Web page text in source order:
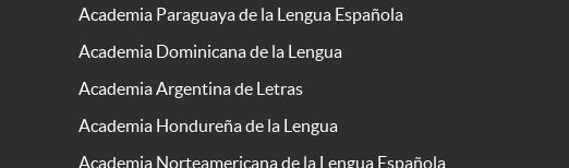
Academia Paraguaya de la Lengua Española
Academia Dominicana de la Lengua
Academia Argentina de Letras
Academia Hondureña de la Lengua
Academia Norteamericana de la Lengua Española